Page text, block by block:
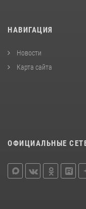
НАВИГАЦИЯ
Новости
Карта сайта
ОФИЦИАЛЬНЫЕ